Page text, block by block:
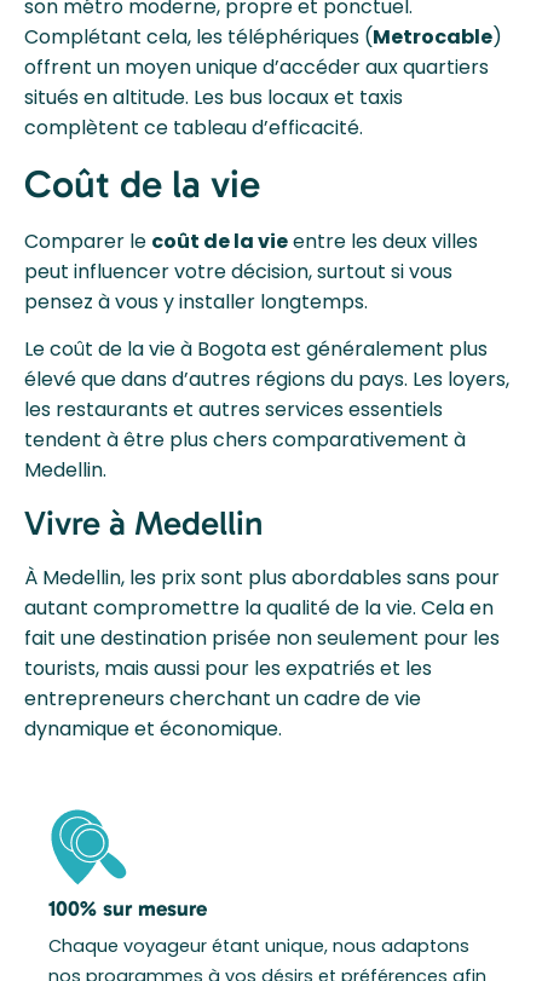
son métro moderne, propre et ponctuel.
Complétant cela, les téléphériques (Metrocable)
offrent un moyen unique d’accéder aux quartiers
situés en altitude. Les bus locaux et taxis
complètent ce tableau d’efficacité.
Coût de la vie
Comparer le coût de la vieentre les deux villes
peut influencer votre décision, surtout si vous
pensez à vous y installer longtemps.
Le coût de la vie à Bogota est généralement plus
élevé que dans d’autres régions du pays. Les loyers,
les restaurants et autres services essentiels
tendent à être plus chers comparativement à
Medellin.
Vivre à Medellin
À Medellin, les prix sont plus abordables sans pour
autant compromettre la qualité de la vie. Cela en
fait une destination prisée non seulement pour les
tourists, mais aussi pour les expatriés et les
entrepreneurs cherchant un cadre de vie
dynamique et économique.
100% sur mesure
Chaque voyageur étant unique, nous adaptons
nos programmes à vos désirs et préférences afin